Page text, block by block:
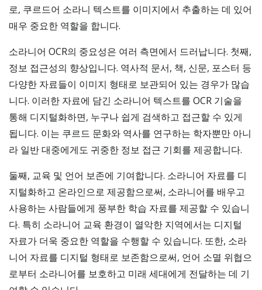
로, 쿠르드어 소라니 텍스트를 이미지에서 추출하는 데 있어
매우 중요한 역할을 합니다.
소라니어 OCR의 중요성은 여러 측면에서 드러납니다. 첫째,
정보 접근성의 향상입니다. 역사적 문서, 책, 신문, 포스터 등
다양한 자료들이 이미지 형태로 보관되어 있는 경우가 많습
니다. 이러한 자료에 담긴 소라니어 텍스트를 OCR 기술을
통해 디지털화하면, 누구나 쉽게 검색하고 접근할 수 있게
됩니다. 이는 쿠르드 문화와 역사를 연구하는 학자뿐만 아니
라 일반 대중에게도 귀중한 정보 접근 기회를 제공합니다.
둘째, 교육 및 언어 보존에 기여합니다. 소라니어 자료를 디
지털화하고 온라인으로 제공함으로써, 소라니어를 배우고
사용하는 사람들에게 풍부한 학습 자료를 제공할 수 있습니
다. 특히 소라니어 교육 환경이 열악한 지역에서는 디지털
자료가 더욱 중요한 역할을 수행할 수 있습니다. 또한, 소라
니어 자료를 디지털 형태로 보존함으로써, 언어 소멸 위협으
로부터 소라니어를 보호하고 미래 세대에게 전달하는 데 기